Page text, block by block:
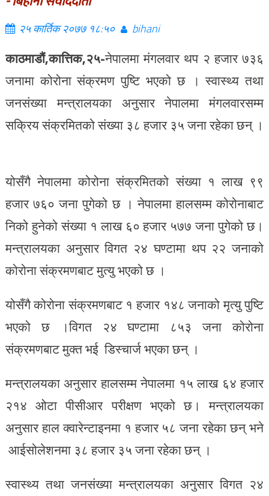
२५ कार्तिक २०७७ १८:५० bihani
काठमाडौं,कात्तिक,२५-नेपालमा मंगलवार थप २ हजार ७३६
जनामा कोरोना संक्रमण पुष्टि भएको छ । स्वास्थ्य तथा
जनसंख्या मन्त्रालयका अनुसार नेपालमा मंगलवारसम्म
सक्रिय संक्रमितको संख्या ३८ हजार ३५ जना रहेका छन् ।
योसँगै नेपालमा कोरोना संक्रमितको संख्या १ लाख ९९
हजार ७६० जना पुगेको छ । नेपालमा हालसम्म कोरोनाबाट
निको हुनेको संख्या १ लाख ६० हजार ५७७ जना पुगेको छ।
मन्त्रालयका अनुसार विगत २४ घण्टामा थप २२ जनाको
कोरोना संक्रमणबाट मुत्यु भएको छ ।
योसँगै कोरोना संक्रमणबाट १ हजार १४८ जनाको मृत्यु पुष्टि
भएको छ ।विगत २४ घण्टामा ८५३ जना कोरोना
संक्रमणबाट मुक्त भई डिस्चार्ज भएका छन् ।
मन्त्रालयका अनुसार हालसम्म नेपालमा १५ लाख ६४ हजार
२१४ ओटा पीसीआर परीक्षण भएको छ। मन्त्रालयका
अनुसार हाल क्वारेन्टाइनमा १ हजार ५८ जना रहेका छन् भने
आईसोलेशनमा ३८ हजार ३५ जना रहेका छन् ।
स्वास्थ्य तथा जनसंख्या मन्त्रालयका अनुसार विगत २४